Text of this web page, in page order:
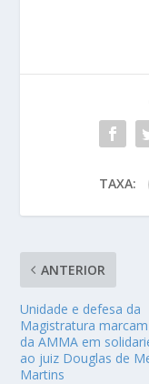
TAXA:
ANTERIOR
Unidade e defesa da
Magistratura
da AMMA em
ao juiz Douglas de
Martins